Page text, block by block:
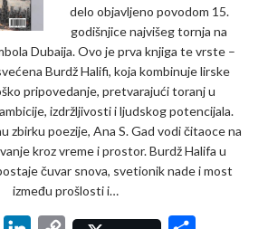
delo objavljeno povodom 15.
godišnjice najvišeg tornja na
Dubaija. Ovo je prva knjiga te vrste –
Burdž Halifi, koja kombinuje lirske
pripovedanje, pretvarajući toranj u
izdržljivosti i ljudskog potencijala.
zbirku poezije, Ana S. Gad vodi čitaoce na
kroz vreme i prostor. Burdž Halifa u
čuvar snova, svetionik nade i most
između prošlosti i…